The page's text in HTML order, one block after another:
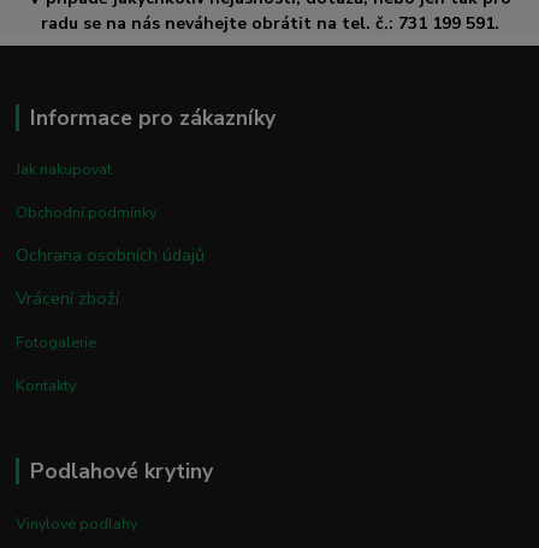
radu se na nás neváhejte obrátit na tel. č.: 731 199 591.
Informace pro zákazníky
Jak nakupovat
Obchodní podmínky
Ochrana osobních údajů
Vrácení zboží
Fotogalerie
Kontakty
Podlahové krytiny
Vinylové podlahy